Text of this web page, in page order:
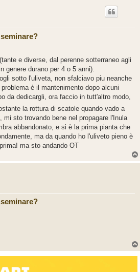
(tante e diverse, dal perenne sotterraneo agli
genere durano per 4 o 5 anni).
sotto l'uliveta, non sfalciavo piu neanche
è il mantenimento dopo alcuni
da dedicargli, ora faccio in tutt'altro modo,
la rottura di scatole quando vado a
sto trovando bene nel propagare l'Inula
abbandonato, e si è la prima pianta che
ma da quando ho l'uliveto pieno è
ma sto andando OT